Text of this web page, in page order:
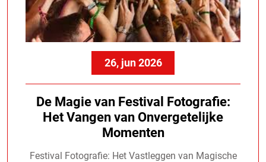
26, jun 2026
De Magie van Festival Fotografie:
Het Vangen van Onvergetelijke
Momenten
Festival Fotografie: Het Vastleggen van Magische